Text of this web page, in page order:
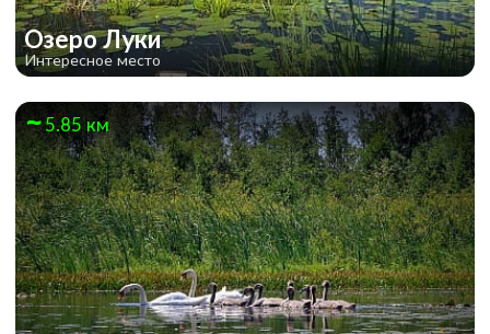
Озеро Луки
Интересное место
5.85 км